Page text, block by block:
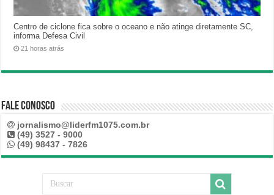
Centro de ciclone fica sobre o oceano e não atinge diretamente SC,
informa Defesa Civil
21 horas atrás
Fale Conosco
jornalismo@liderfm1075.com.br
(49) 3527 - 9000
(49) 98437 - 7826